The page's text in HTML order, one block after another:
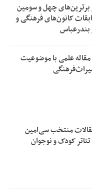
بر‌ترین‌های چهل و سومین
کانون‌های فرهنگی و
مقاله علمی با موضوعیت
منتخب سی‌امین
کودک و نوجوان